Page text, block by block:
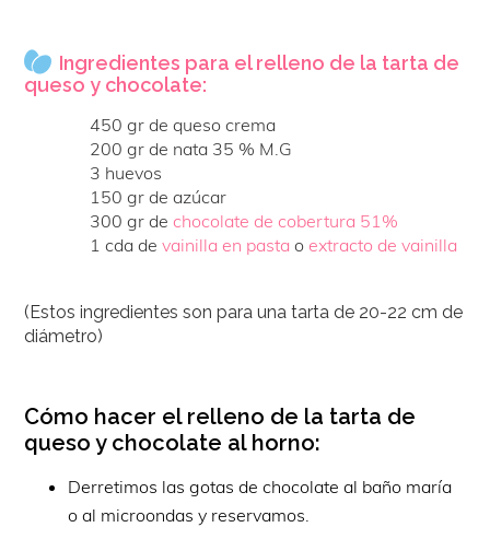
Ingredientes para el relleno de la tarta de
queso y chocolate:
450 gr de queso crema
200 gr de nata 35 % M.G
3 huevos
150 gr de azúcar
300 gr de chocolate de cobertura 51%
1 cda devainilla en pasta oextracto de vainilla
(Estos ingredientes son para una tarta de 20-22 cm de
diámetro)
Cómo hacer el relleno de la tarta de
queso y chocolate al horno:
Derretimos las gotas de chocolate al baño maría
o al microondas y reservamos.